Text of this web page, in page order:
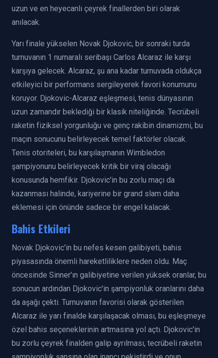
uzun ve en heyecanlı çeyrek finallerden biri olarak
anılacak.
Yarı finale yükselen Novak Djokovic, bir sonraki turda
turnuvanın 1 numaralı seribaşı Carlos Alcaraz ile karşı
karşıya gelecek. Alcaraz, şu ana kadar turnuvada oldukça
etkileyici bir performans sergileyerek favori konumunu
koruyor. Djokovic-Alcaraz eşleşmesi, tenis dünyasının
uzun zamandır beklediği bir klasik niteliğinde. Tecrübeli
raketin fiziksel yorgunluğu ve genç rakibin dinamizmi, bu
maçın sonucunu belirleyecek temel faktörler olacak.
Tenis otoriteleri, bu karşılaşmanın Wimbledon
şampiyonunu belirleyecek kritik bir viraj olacağı
konusunda hemfikir. Djokovic'in bu zorlu maçı da
kazanması halinde, kariyerine bir grand slam daha
eklemesi için önünde sadece bir engel kalacak.
Bahis Etkileri
Novak Djokovic'in bu nefes kesen galibiyeti, bahis
piyasasında önemli hareketliliklere neden oldu. Maç
öncesinde Sinner'ın galibiyetine verilen yüksek oranlar, bu
sonucun ardından Djokovic'in şampiyonluk oranlarını daha
da aşağı çekti. Turnuvanın favorisi olarak gösterilen
Alcaraz ile yarı finalde karşılaşacak olması, bu eşleşmeye
özel bahis seçeneklerinin artmasına yol açtı. Djokovic'in
bu zorlu çeyrek finalden galip ayrılması, tecrübeli raketin